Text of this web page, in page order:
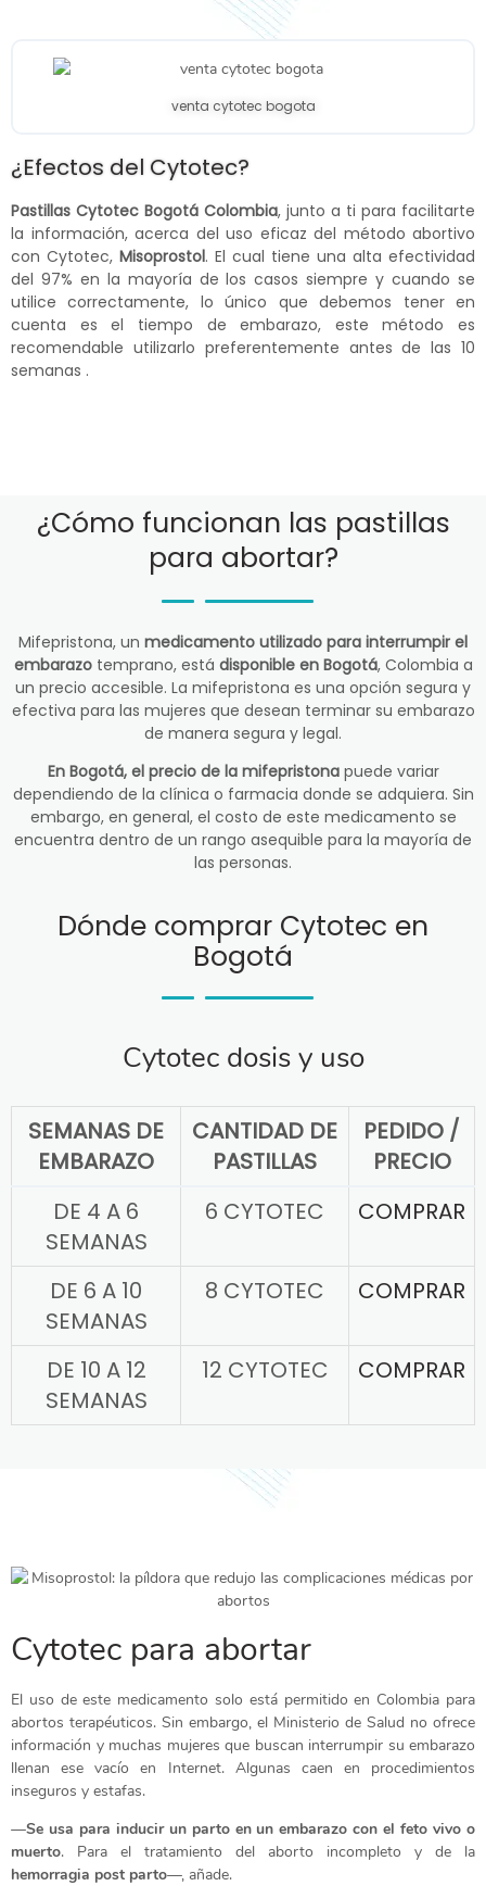
venta cytotec bogota
¿Efectos del Cytotec?
Pastillas Cytotec Bogotá Colombia, junto a ti para facilitarte
la información, acerca del uso eficaz del método abortivo
con Cytotec, Misoprostol. El cual tiene una alta efectividad
del 97% en la mayoría de los casos siempre y cuando se
utilice correctamente, lo único que debemos tener en
cuenta es el tiempo de embarazo, este método es
recomendable utilizarlo preferentemente antes de las 10
semanas .
¿Cómo funcionan las pastillas
para abortar?
Mifepristona, un medicamento utilizado para interrumpir el
embarazotemprano, está disponible en Bogotá, Colombia a
un precio accesible. La mifepristona es una opción segura y
efectiva para las mujeres que desean terminar su embarazo
de manera segura y legal.
En Bogotá, el precio de la mifepristonapuede variar
dependiendo de la clínica o farmacia donde se adquiera. Sin
embargo, en general, el costo de este medicamento se
encuentra dentro de un rango asequible para la mayoría de
las personas.
Dónde comprar Cytotec en
Bogotá
Cytotec dosis y uso
SEMANAS DE
EMBARAZO
CANTIDAD DE
PASTILLAS
PEDIDO /
PRECIO
DE 4 A 6
SEMANAS
6 CYTOTEC COMPRAR
DE 6 A 10
SEMANAS
8 CYTOTEC COMPRAR
DE 10 A 12
SEMANAS
12 CYTOTEC COMPRAR
Cytotec para abortar
El uso de este medicamento solo está permitido en Colombia para
abortos terapéuticos. Sin embargo, el Ministerio de Salud no ofrece
información y muchas mujeres que buscan interrumpir su embarazo
llenan ese vacío en Internet. Algunas caen en procedimientos
inseguros y estafas.
—Se usa para inducir un parto en un embarazo con el feto vivo o
muerto. Para el tratamiento del aborto incompleto y de la
hemorragia post parto—, añade.